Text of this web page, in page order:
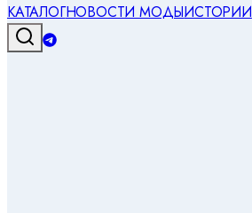
КАТАЛОГНОВОСТИ МОДЫИСТОРИИ